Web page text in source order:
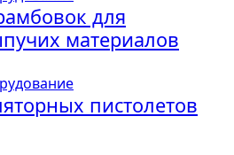
для
материалов
пистолетов